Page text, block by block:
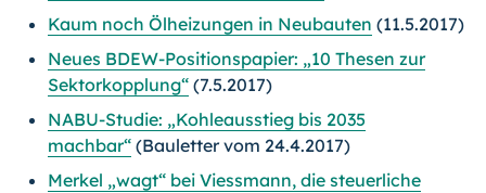
Kaum noch Ölheizungen in Neubauten (11.5.2017)
Neues BDEW-Positionspapier: „10 Thesen zur
Sektorkopplung“ (7.5.2017)
NABU-Studie: „Kohleausstieg bis 2035
machbar“ (Bauletter vom 24.4.2017)
Merkel „wagt“ bei Viessmann, die steuerliche